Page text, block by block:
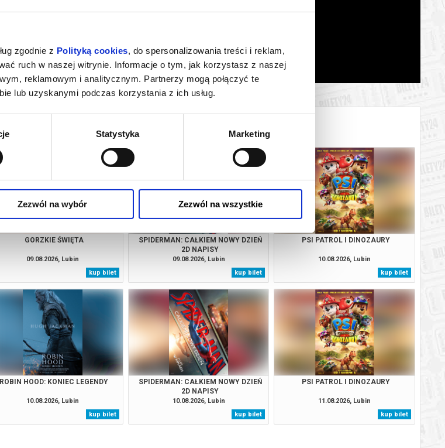
zgodnie z Polityką cookies, do spersonalizowania treści i reklam,
ruch w naszej witrynie. Informacje o tym, jak korzystasz z naszej
reklamowym i analitycznym. Partnerzy mogą połączyć te
lub uzyskanymi podczas korzystania z ich usług.
Statystyka Marketing
Zezwól na wybór Zezwól na wszystkie
GORZKIE ŚWIĘTA
09.08.2026, Lubin
kup bilet
SPIDERMAN: CAŁKIEM NOWY DZIEŃ
2D NAPISY
09.08.2026, Lubin
kup bilet
PSI PATROL I DINOZAURY
10.08.2026, Lubin
kup bilet
ROBIN HOOD: KONIEC LEGENDY
10.08.2026, Lubin
kup bilet
SPIDERMAN: CAŁKIEM NOWY DZIEŃ
2D NAPISY
10.08.2026, Lubin
kup bilet
PSI PATROL I DINOZAURY
11.08.2026, Lubin
kup bilet